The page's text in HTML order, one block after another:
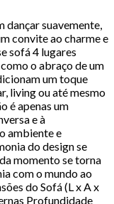
dançar suavemente,
convite ao charme e
sofá 4 lugares
o abraço de um
um toque
living ou até mesmo
é apenas um
e à
ambiente e
do design se
momento se torna
com o mundo ao
do Sofá (L x A x
Profundidade